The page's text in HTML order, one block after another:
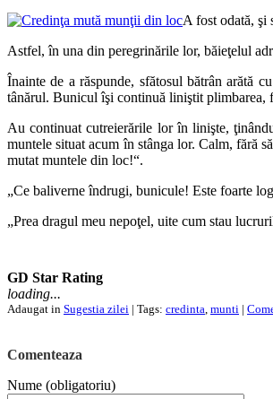
A fost odată, şi
Astfel, în una din peregrinările lor, băieţelul
Înainte de a răspunde, sfătosul bătrân arătă
tânărul. Bunicul îşi continuă liniştit plimbarea,
Au continuat cutreierările lor în linişte,
muntele situat acum în stânga lor. Calm, fără
mutat muntele din loc!“.
„Ce baliverne îndrugi, bunicule! Este foarte
„Prea dragul meu nepoţel, uite cum stau
GD Star Rating
loading...
Adaugat in Sugestia zilei | Tags: credinta, munti |
Comenteaza
Nume (obligatoriu)